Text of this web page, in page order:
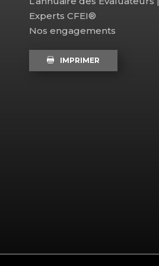
Experts CFEI®
Nos engagements
IMPRIMER